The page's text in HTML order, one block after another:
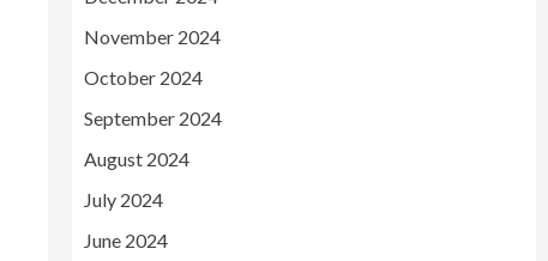
November 2024
October 2024
September 2024
August 2024
July 2024
June 2024